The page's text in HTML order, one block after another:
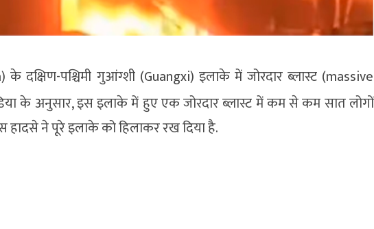
के दक्षिण-पश्चिमी गुआंग्शी (Guangxi) इलाके में जोरदार ब्लास्ट (massive
के अनुसार, इस इलाके में हुए एक जोरदार ब्लास्ट में कम से कम सात लोगों
हादसे ने पूरे इलाके को हिलाकर रख दिया है.